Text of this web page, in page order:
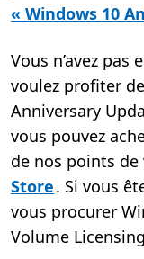
« Windows 10
Vous n’avez pas
voulez profiter
Anniversary
vous pouvez
de nos points de
Store. Si vous
vous procurer
Volume